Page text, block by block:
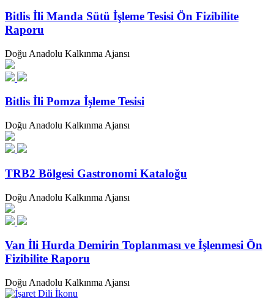
Bitlis İli Manda Sütü İşleme Tesisi Ön Fizibilite
Raporu
Doğu Anadolu Kalkınma Ajansı
Bitlis İli Pomza İşleme Tesisi
Doğu Anadolu Kalkınma Ajansı
TRB2 Bölgesi Gastronomi Kataloğu
Doğu Anadolu Kalkınma Ajansı
Van İli Hurda Demirin Toplanması ve İşlenmesi Ön
Fizibilite Raporu
Doğu Anadolu Kalkınma Ajansı